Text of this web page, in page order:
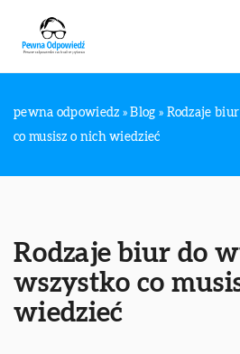
pewna odpowiedz »Blog » Rodzaje
co musisz o nich wiedzieć
Rodzaje biur do
wszystko co
wiedzieć